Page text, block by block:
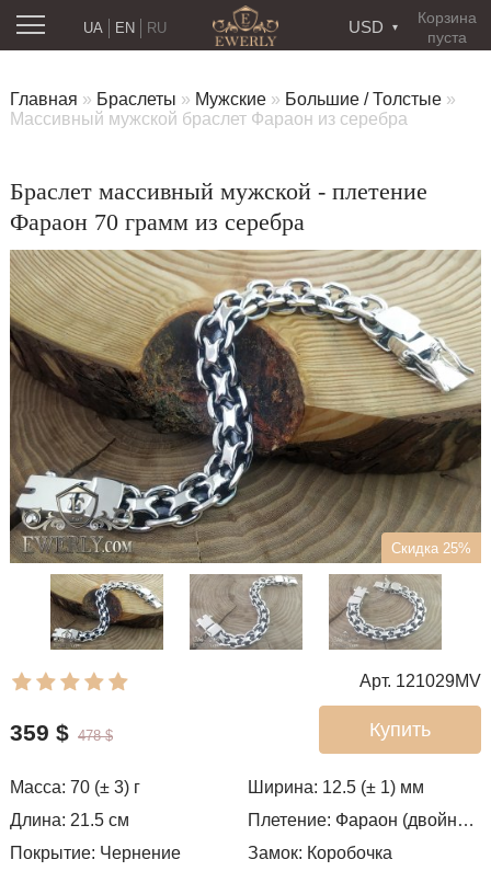
Корзина
пуста
USD
RU
UA EN
Главная » Браслеты » Мужские » Большие / Толстые »
Массивный мужской браслет Фараон из серебра
Браслет массивный мужской - плетение
Фараон 70 грамм из серебра
Скидка 25%
Арт. 121029MV
Купить
359 $ 478 $
Масса: 70 (± 3) г Ширина: 12.5 (± 1) мм
Длина: 21.5 см Плетение: Фараон (двойное якорное)
Покрытие: Чернение Замок: Коробочка